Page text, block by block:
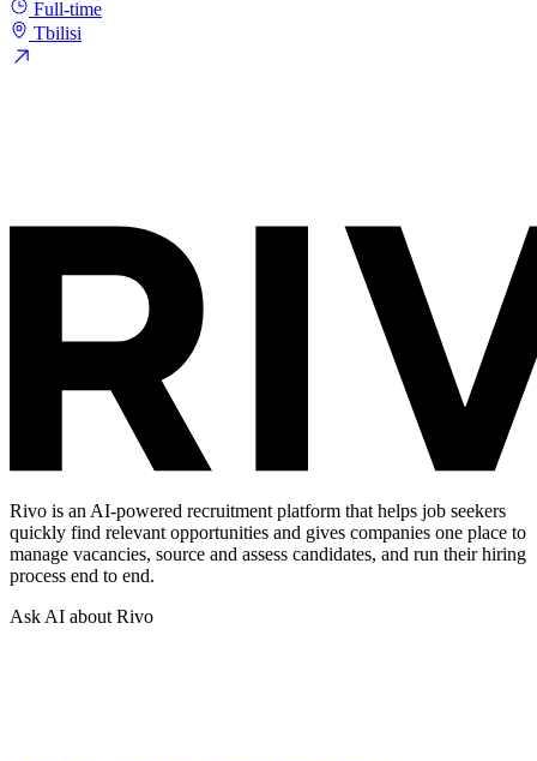
Full-time
Tbilisi
Rivo is an AI-powered recruitment platform that helps job seekers
quickly find relevant opportunities and gives companies one place to
manage vacancies, source and assess candidates, and run their hiring
process end to end.
Ask AI about Rivo